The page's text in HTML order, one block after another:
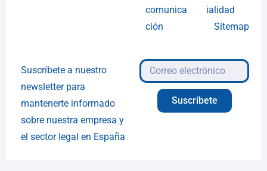
comunica
ción
ialidad
Sitemap
Suscríbete a nuestro
newsletter para
mantenerte informado
sobre nuestra empresa y
el sector legal en España
Suscríbete